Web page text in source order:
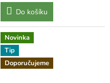
Měrná
cena: Do košíku
Novinka
Tip
Doporučujeme